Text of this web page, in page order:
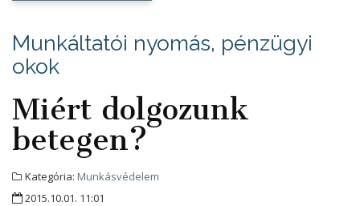
Munkáltatói nyomás, pénzügyi
okok
Miért dolgozunk
betegen?
Kategória: Munkásvédelem
2015.10.01. 11:01